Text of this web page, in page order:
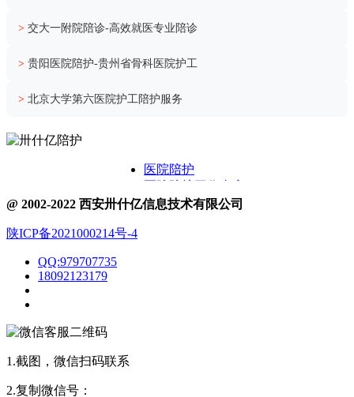
> 交大一附院陪诊-高效就医专业陪诊
> 贵阳医院陪护-贵州省骨科医院护工
> 北京大学第六医院护工陪护服务
医院陪护
关于卅什亿
医院护工服务
@ 2002-2022 西安卅什亿信息技术有限公司
陕ICP备2021000214号-4
QQ:979707735
18092123179
1.截图，微信扫码联系
2.复制微信号：